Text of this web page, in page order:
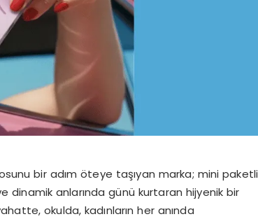
bir adım öteye taşıyan marka; mini paketli
dinamik anlarında günü kurtaran hijyenik bir
okulda, kadınların her anında